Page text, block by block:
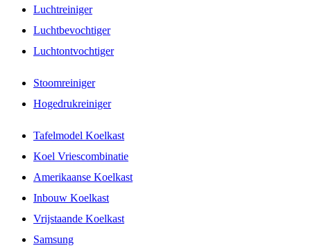
Luchtreiniger
Luchtbevochtiger
Luchtontvochtiger
Stoomreiniger
Hogedrukreiniger
Tafelmodel Koelkast
Koel Vriescombinatie
Amerikaanse Koelkast
Inbouw Koelkast
Vrijstaande Koelkast
Samsung